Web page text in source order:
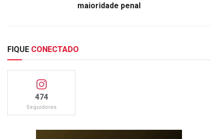
maioridade penal
FIQUE CONECTADO
474
Seguidores